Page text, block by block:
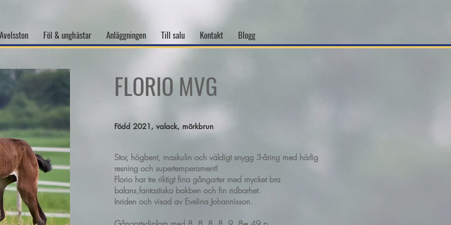
Avelsston Föl & unghästar Anläggningen Till salu Kontakt Blogg
FLORIO MVG
Född 2021, valack, mörkbrun
Stor, högbent, maskulin och väldigt snygg 3-åring med härlig
resning och supertemperament!
Florio har tre riktigt fina gångarter med mycket bra
balans,fantastiska bakben och fin ridbarhet.
Inriden och visad av Evelina Johannisson.